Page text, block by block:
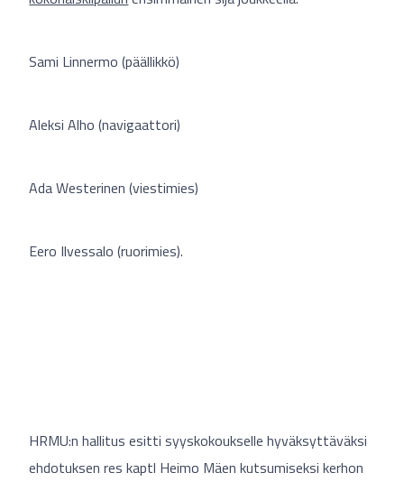
Sami Linnermo (päällikkö)
Aleksi Alho (navigaattori)
Ada Westerinen (viestimies)
Eero Ilvessalo (ruorimies).
HRMU:n hallitus esitti syyskokoukselle hyväksyttäväksi
ehdotuksen res kaptl Heimo Mäen kutsumiseksi kerhon